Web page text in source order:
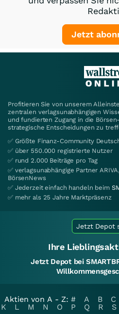
Jetzt
Profitieren Sie von unserem
zentralen verlagsunabhängigen
und fundierten Zugang in die
strategische Entscheidungen zu
✅ Größte Finanz-Community
✅ über 550.000 registrierte Nutzer
✅ rund 2.000 Beiträge pro Tag
✅ verlagsunabhängige Partner
BörsenNews
✅ Jederzeit einfach handeln beim
✅ mehr als 25 Jahre Marktpräsenz
Jetzt Depot
Ihre
Jetzt Depot bei
Aktien von A - Z: # A B C
K
L M N O P Q R S